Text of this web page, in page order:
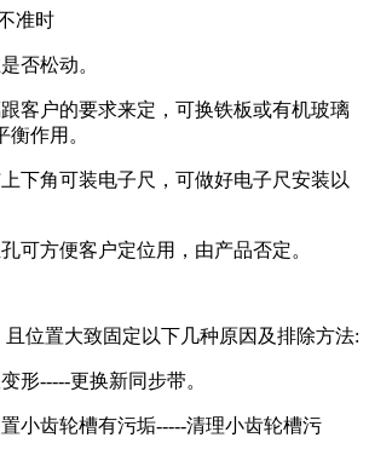
准时
否松动。
客户的要求来定，可换铁板或有机玻璃
作用。
下角可装电子尺，可做好电子尺安装以
可方便客户定位用，由产品否定。
位置大致固定以下几种原因及排除方法:
形-----更换新同步带。
小齿轮槽有污垢-----清理小齿轮槽污